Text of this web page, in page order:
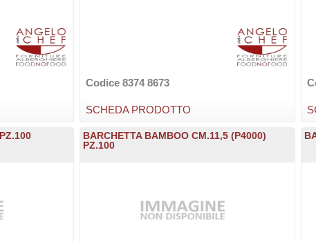
Codice 8374 8673
SCHEDA PRODOTTO
BARCHETTA BAMBOO CM.11,5 (P4000)
PZ.100